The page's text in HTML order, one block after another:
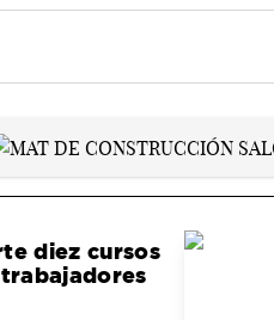
diez cursos